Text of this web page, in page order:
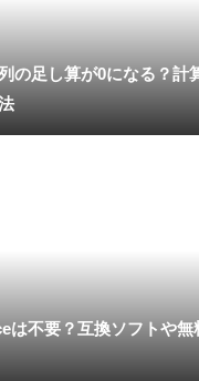
の足し算が0になる？計
は不要？互換ソフトや無